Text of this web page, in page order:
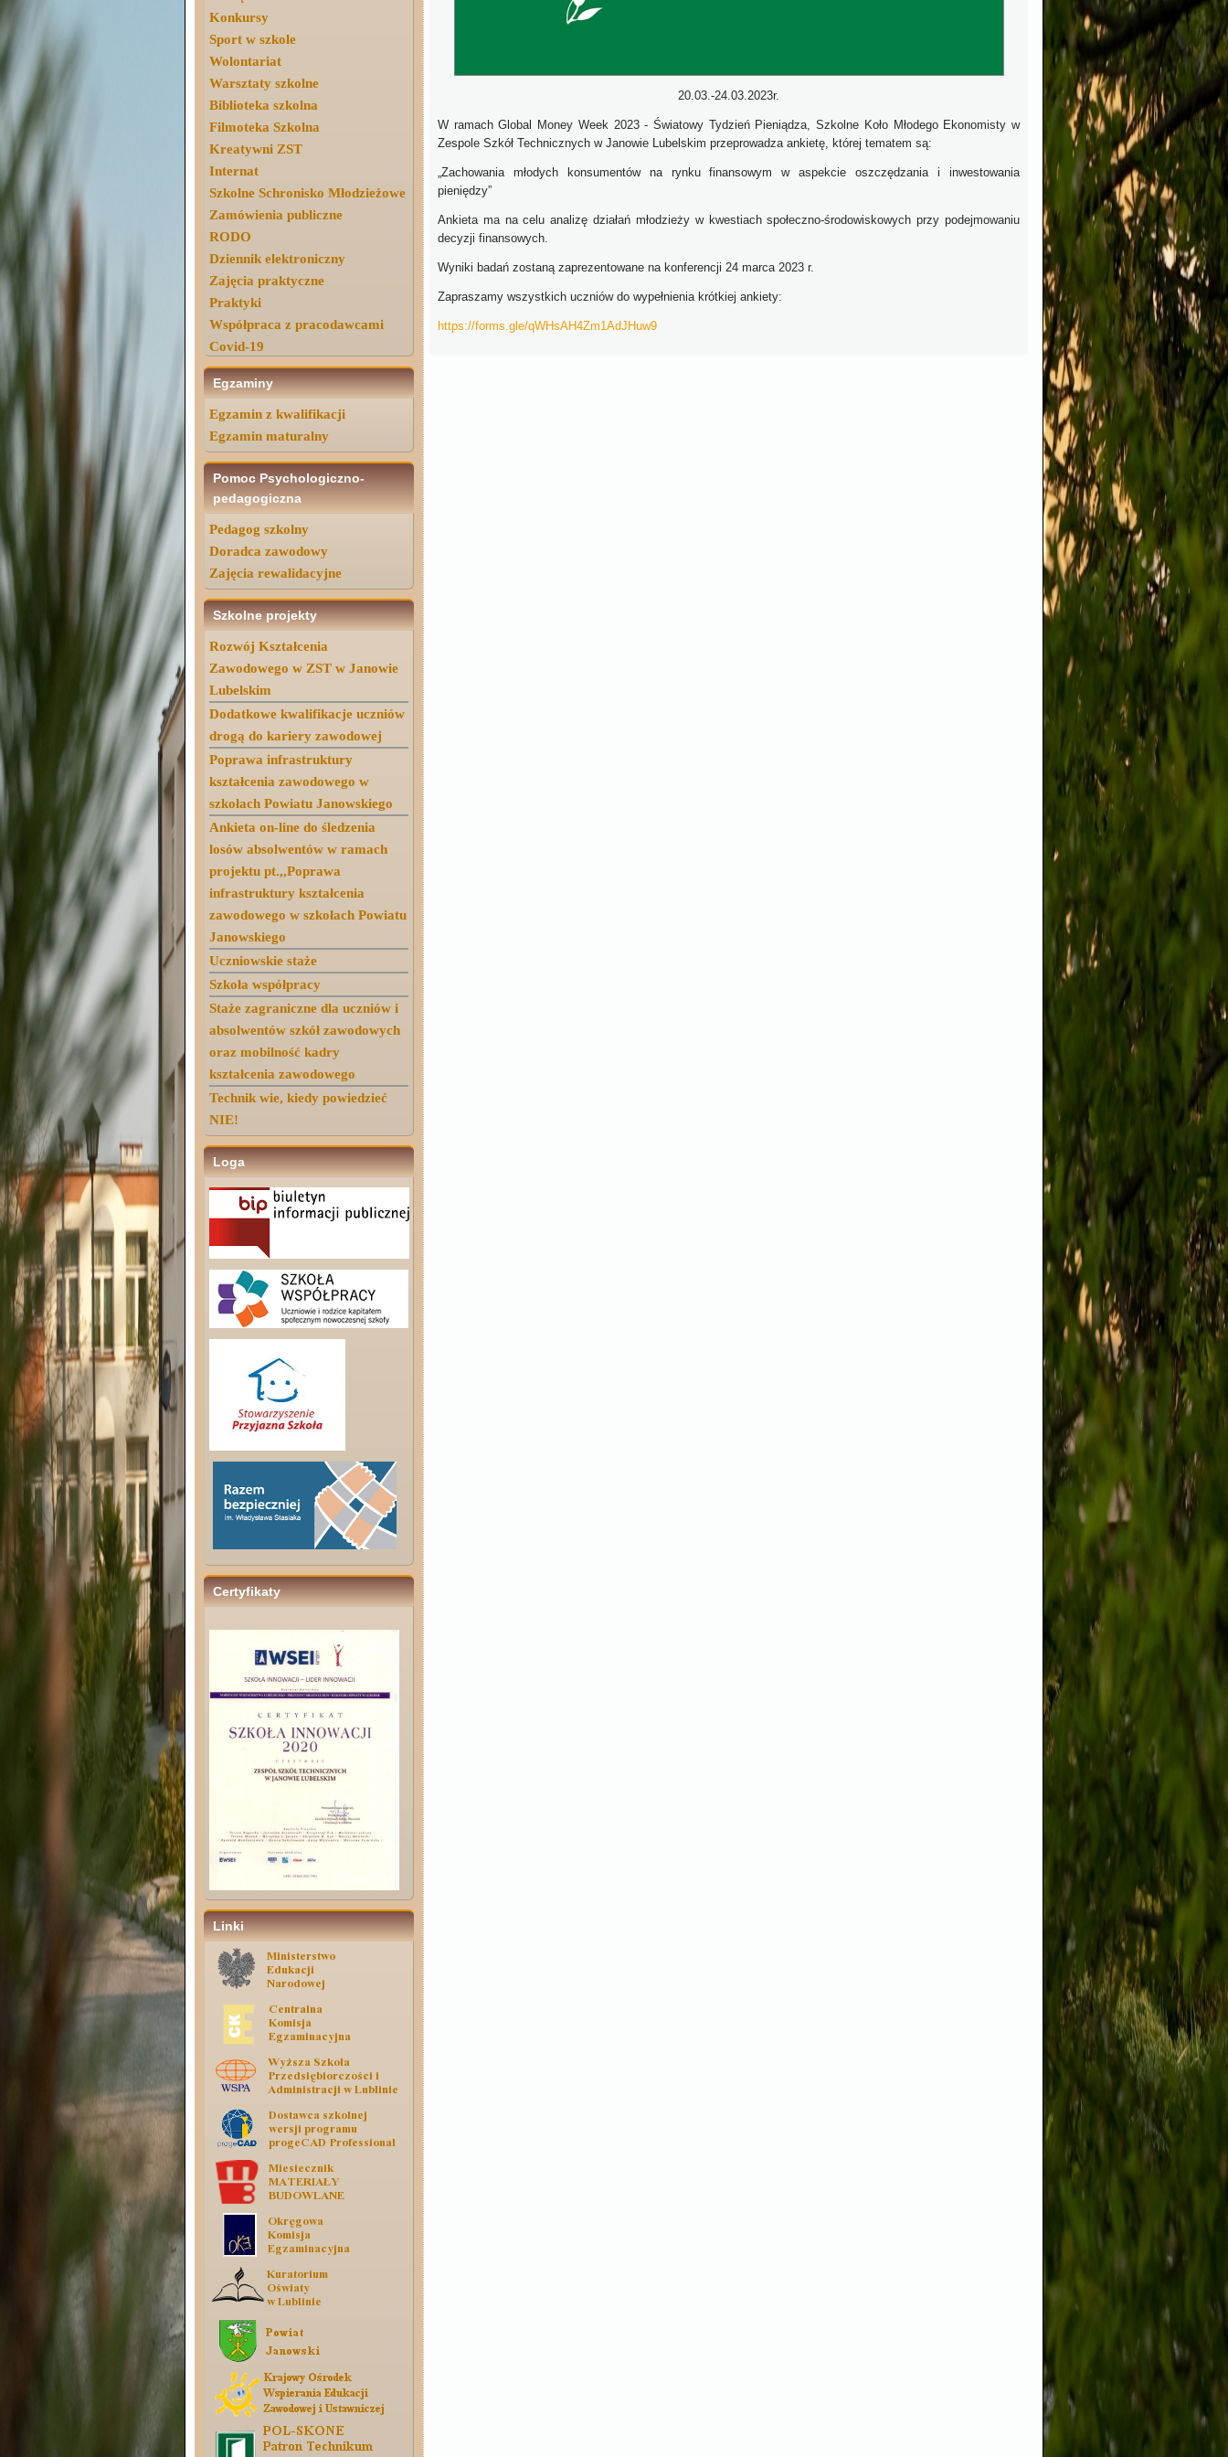
Konkursy
Sport w szkole
Wolontariat
Warsztaty szkolne
Biblioteka szkolna
Filmoteka Szkolna
Kreatywni ZST
Internat
Szkolne Schronisko Młodzieżowe
Zamówienia publiczne
RODO
Dziennik elektroniczny
Zajęcia praktyczne
Praktyki
Współpraca z pracodawcami
Covid-19
Egzaminy
Egzamin z kwalifikacji
Egzamin maturalny
Pomoc Psychologiczno-
pedagogiczna
Pedagog szkolny
Doradca zawodowy
Zajęcia rewalidacyjne
Szkolne projekty
Rozwój Kształcenia
Zawodowego w ZST w Janowie
Lubelskim
Dodatkowe kwalifikacje uczniów
drogą do kariery zawodowej
Poprawa infrastruktury
kształcenia zawodowego w
szkołach Powiatu Janowskiego
Ankieta on-line do śledzenia
losów absolwentów w ramach
projektu pt.,,Poprawa
infrastruktury kształcenia
zawodowego w szkołach Powiatu
Janowskiego
Uczniowskie staże
Szkoła współpracy
Staże zagraniczne dla uczniów i
absolwentów szkół zawodowych
oraz mobilność kadry
kształcenia zawodowego
Technik wie, kiedy powiedzieć
NIE!
Loga
Certyfikaty
Linki
20.03.-24.03.2023r.
W ramachGlobal Money Week 2023 - Światowy Tydzień Pieniądza, Szkolne Koło Młodego Ekonomisty w
Zespole Szkół Technicznych w Janowie Lubelskim przeprowadza ankietę, której tematem są:
„Zachowania młodych konsumentów na rynku finansowym w aspekcie oszczędzania i inwestowania
pieniędzy”
Ankieta ma na celu analizę działań młodzieży w kwestiach społeczno-środowiskowych przy podejmowaniu
decyzji finansowych.
Wyniki badań zostaną zaprezentowane na konferencji 24 marca 2023 r.
Zapraszamy wszystkich uczniów do wypełnienia krótkiej ankiety:
https://forms.gle/qWHsAH4Zm1AdJHuw9